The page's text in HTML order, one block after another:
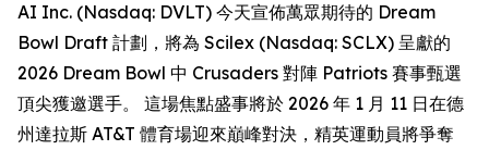
AI Inc. (Nasdaq: DVLT) 今天宣佈萬眾期待的 Dream
Bowl Draft 計劃，將為 Scilex (Nasdaq: SCLX) 呈獻的
2026 Dream Bowl 中 Crusaders 對陣 Patriots 賽事甄選
頂尖獲邀選手。 這場焦點盛事將於 2026 年 1 月 11 日在德
州達拉斯 AT&T 體育場迎來巔峰對決，精英運動員將爭奪